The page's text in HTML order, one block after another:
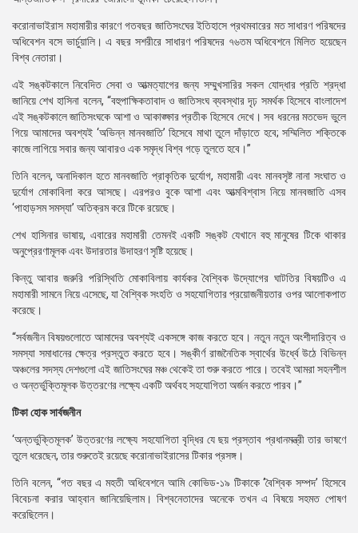
করোনাভাইরাস মহামারীর কারণে গতবছর জাতিসংঘের ইতিহাসে প্রথমবারের মত সাধারণ পরিষদের
অধিবেশন বসে ভার্চুয়ালি। এ বছর সশরীরে সাধারণ পরিষদের ৭৬তম অধিবেশনে মিলিত হয়েছেন
বিশ্ব নেতারা।
এই সঙ্কটকালে নিবেদিত সেবা ও আত্মত্যাগের জন্য সম্মুখসারির সকল যোদ্ধার প্রতি শ্রদ্ধা
জানিয়ে শেখ হাসিনা বলেন, “বহুপাক্ষিকতাবাদ ও জাতিসংঘ ব্যবস্থার দৃঢ় সমর্থক হিসেবে বাংলাদেশ
এই সঙ্কটকালে জাতিসংঘকে আশা ও আকাঙ্ক্ষার প্রতীক হিসেবে দেখে। সব ধরনের মতভেদ ভুলে
গিয়ে আমাদের অবশ্যই ‘অভিন্ন মানবজাতি’ হিসেবে মাথা তুলে দাঁড়াতে হবে; সম্মিলিত শক্তিকে
কাজে লাগিয়ে সবার জন্য আবারও এক সমৃদ্ধ বিশ্ব গড়ে তুলতে হবে।”
তিনি বলেন, অনাদিকাল হতে মানবজাতি প্রাকৃতিক দুর্যোগ, মহামারী এবং মানবসৃষ্ট নানা সংঘাত ও
দুর্যোগ মোকাবিলা করে আসছে। এরপরও বুকে আশা এবং আত্মবিশ্বাস নিয়ে মানবজাতি এসব
‘পাহাড়সম সমস্যা’ অতিক্রম করে টিকে রয়েছে।
শেখ হাসিনার ভাষায়, এবারের মহামারী তেমনই একটি সঙ্কট যেখানে বহু মানুষের টিকে থাকার
অনুপ্রেরণামূলক এবং উদারতার উদাহরণ সৃষ্টি হয়েছে।
কিন্তু আবার জরুরি পরিস্থিতি মোকাবিলায় কার্যকর বৈশ্বিক উদ্যোগের ঘাটতির বিষয়টিও এ
মহামারী সামনে নিয়ে এসেছে, যা বৈশ্বিক সংহতি ও সহযোগিতার প্রয়োজনীয়তার ওপর আলোকপাত
করেছে।
“সর্বজনীন বিষয়গুলোতে আমাদের অবশ্যই একসঙ্গে কাজ করতে হবে। নতুন নতুন অংশীদারিত্ব ও
সমস্যা সমাধানের ক্ষেত্র প্রস্তুত করতে হবে। সঙ্কীর্ণ রাজনৈতিক স্বার্থের উর্ধ্বে উঠে বিভিন্ন
অঞ্চলের সদস্য দেশগুলো এই জাতিসংঘের মঞ্চ থেকেই তা শুরু করতে পারে। তবেই আমরা সহনশীল
ও অন্তর্ভুক্তিমূলক উত্তরণের লক্ষ্যে একটি অর্থবহ সহযোগিতা অর্জন করতে পারব।”
টিকা হোক সার্বজনীন
‘অন্তর্ভুক্তিমূলক’ উত্তরণের লক্ষ্যে সহযোগিতা বৃদ্ধির যে ছয় প্রস্তাব প্রধানমন্ত্রী তার ভাষণে
তুলে ধরেছেন, তার শুরুতেই রয়েছে করোনাভাইরাসের টিকার প্রসঙ্গ।
তিনি বলেন, “গত বছর এ মহতী অধিবেশনে আমি কোভিড-১৯ টিকাকে ‘বৈশ্বিক সম্পদ’ হিসেবে
বিবেচনা করার আহ্বান জানিয়েছিলাম। বিশ্বনেতাদের অনেকে তখন এ বিষয়ে সহমত পোষণ
করেছিলেন।